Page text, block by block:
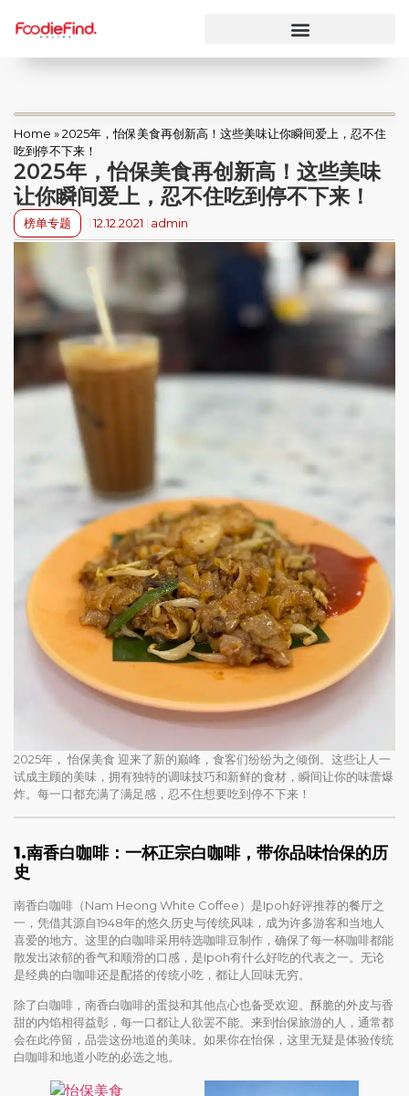
Home »2025年，怡保美食再创新高！这些美味让你瞬间爱上，忍不住
吃到停不下来！
2025年，怡保美食再创新高！这些美味
让你瞬间爱上，忍不住吃到停不下来！
榜单专题 12.12.2021 admin
2025年， 怡保美食 迎来了新的巅峰，食客们纷纷为之倾倒。这些让人一
试成主顾的美味，拥有独特的调味技巧和新鲜的食材，瞬间让你的味蕾爆
炸。每一口都充满了满足感，忍不住想要吃到停不下来！
1.南香白咖啡：一杯正宗白咖啡，带你品味怡保的历
史
南香白咖啡（Nam Heong White Coffee）是Ipoh好评推荐的餐厅之
一，凭借其源自1948年的悠久历史与传统风味，成为许多游客和当地人
喜爱的地方。这里的白咖啡采用特选咖啡豆制作，确保了每一杯咖啡都能
散发出浓郁的香气和顺滑的口感，是Ipoh有什么好吃的代表之一。无论
是经典的白咖啡还是配搭的传统小吃，都让人回味无穷。
除了白咖啡，南香白咖啡的蛋挞和其他点心也备受欢迎。酥脆的外皮与香
甜的内馅相得益彰，每一口都让人欲罢不能。来到怡保旅游的人，通常都
会在此停留，品尝这份地道的美味。如果你在怡保，这里无疑是体验传统
白咖啡和地道小吃的必选之地。